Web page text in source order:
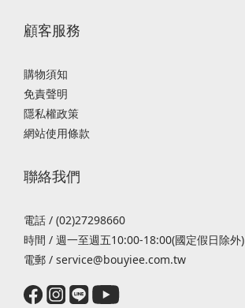
顧客服務
購物須知
免責聲明
隱私權政策
網站使用條款
聯絡我們
電話 / (02)27298660
時間 / 週一至週五10:00-18:00(國定假日除外)
電郵 / service@bouyiee.com.tw